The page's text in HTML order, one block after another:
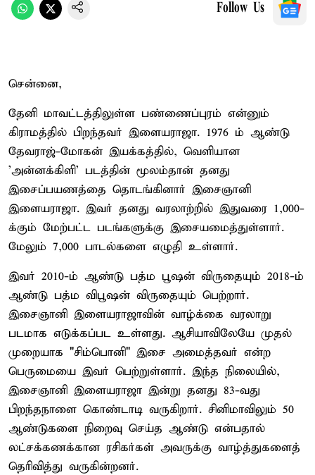
Follow Us
சென்னை,
தேனி மாவட்டத்திலுள்ள பண்ணைப்புரம் என்னும்
கிராமத்தில் பிறந்தவர் இளையராஜா. 1976 ம் ஆண்டு
தேவராஜ்-மோகன் இயக்கத்தில், வெளியான
'அன்னக்கிளி' படத்தின் மூலம்தான் தனது
இசைப்பயணத்தை தொடங்கினார் இசைஞானி
இளையராஜா. இவர் தனது வரலாற்றில் இதுவரை 1,000-
க்கும் மேற்பட்ட படங்களுக்கு இசையமைத்துள்ளார்.
மேலும் 7,000 பாடல்களை எழுதி உள்ளார்.
இவர் 2010-ம் ஆண்டு பத்ம பூஷன் விருதையும் 2018-ம்
ஆண்டு பத்ம விபூஷன் விருதையும் பெற்றார்.
இசைஞானி இளையராஜாவின் வாழ்க்கை வரலாறு
படமாக எடுக்கப்பட உள்ளது. ஆசியாவிலேயே முதல்
முறையாக "சிம்பொனி" இசை அமைத்தவர் என்ற
பெருமையை இவர் பெற்றுள்ளார். இந்த நிலையில்,
இசைஞானி இளையராஜா இன்று தனது 83-வது
பிறந்தநாளை கொண்டாடி வருகிறார். சினிமாவிலும் 50
ஆண்டுகளை நிறைவு செய்த ஆண்டு என்பதால்
லட்சக்கணக்கான ரசிகர்கள் அவருக்கு வாழ்த்துகளைத்
தெரிவித்து வருகின்றனர்.